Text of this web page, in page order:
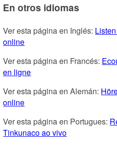
En otros idiomas
Ver esta página en Inglés:
online
Ver esta página en Francés:
en ligne
Ver esta página en Alemán:
online
Ver esta página en Portugues:
Tinkunaco ao vivo